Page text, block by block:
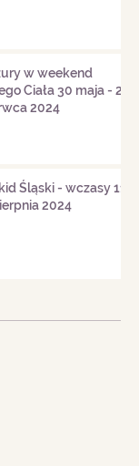
w weekend
Ciała 30 maja - 2
2024
Śląski - wczasy 11-
2024